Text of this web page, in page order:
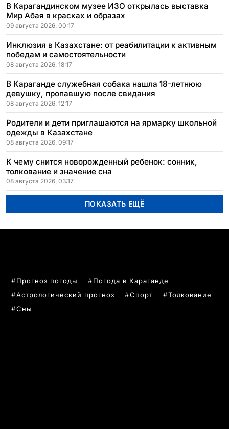
В Карагандинском музее ИЗО открылась выставка
Мир Абая в красках и образах
09 августа 2026, 00:17
Инклюзия в Казахстане: от реабилитации к активным
победам и самостоятельности
08 августа 2026, 18:17
В Караганде служебная собака нашла 18-летнюю
девушку, пропавшую после свидания
08 августа 2026, 12:17
Родители и дети приглашаются на ярмарку школьной
одежды в Казахстане
08 августа 2026, 09:17
К чему снится новорожденный ребенок: сонник,
толкование и значение сна
08 августа 2026, 03:17
ПОКАЗАТЬ ЕЩЁ
Прогноз погоды
Погода в Караганде
Астрологический прогноз
Спорт
Толкование
Сны